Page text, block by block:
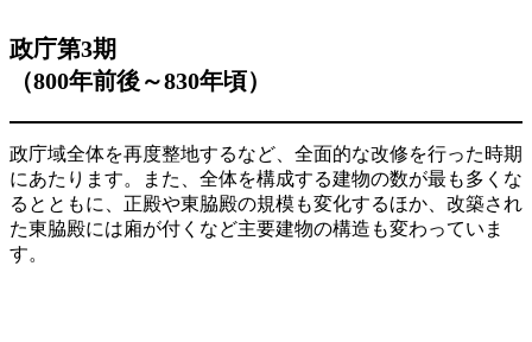
政庁第3期
（800年前後～830年頃）
政庁域全体を再度整地するなど、全面的な改修を行った時期
にあたります。また、全体を構成する建物の数が最も多くな
るとともに、正殿や東脇殿の規模も変化するほか、改築され
た東脇殿には廂が付くなど主要建物の構造も変わっていま
す。